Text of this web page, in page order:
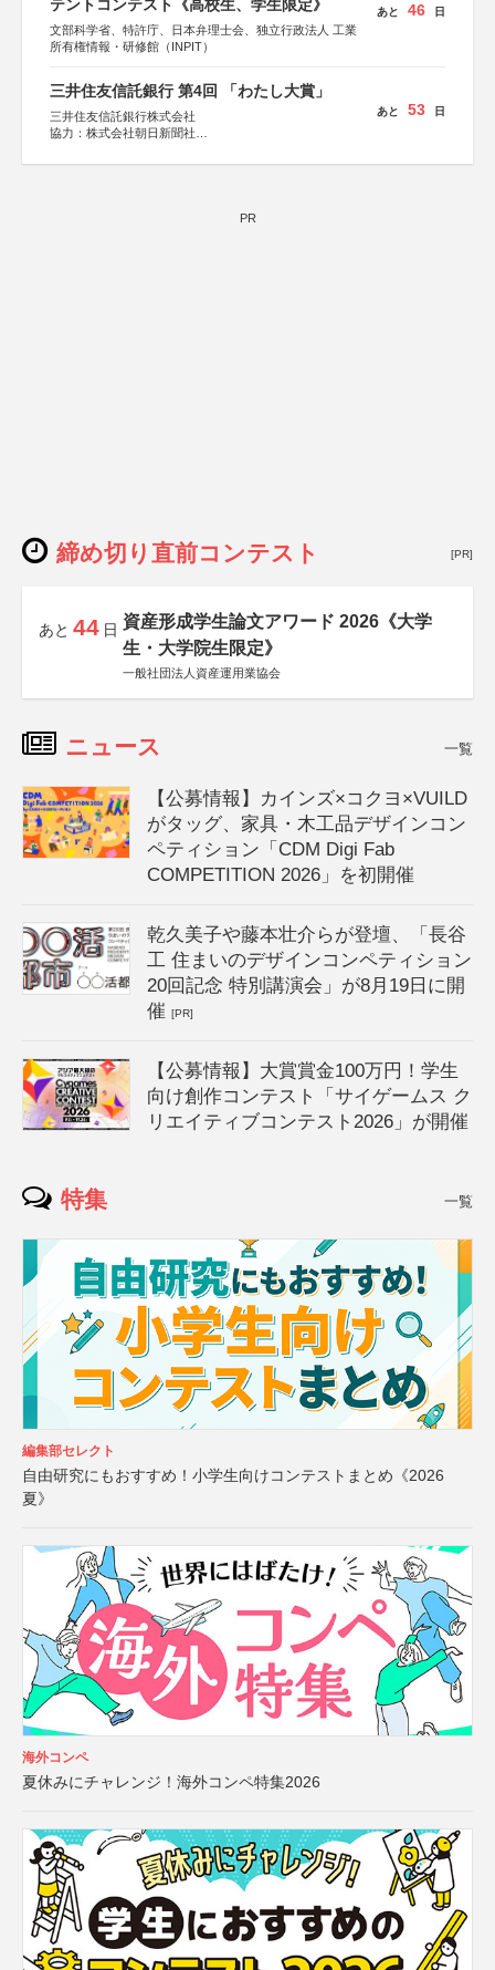
テントコンテスト《高校生、学生限定》
文部科学省、特許庁、日本弁理士会、独立行政法人 工業
所有権情報・研修館（INPIT）
あと 46 日
三井住友信託銀行 第4回 「わたし大賞」
三井住友信託銀行株式会社
協力：株式会社朝日新聞社
あと 53 日
PR
締め切り直前コンテスト [PR]
あと 44 日 資産形成学生論文アワード 2026《大学
生・大学院生限定》
一般社団法人資産運用業協会
ニュース 一覧
【公募情報】カインズ×コクヨ×VUILD
がタッグ、家具・木工品デザインコン
ペティション「CDM Digi Fab
COMPETITION 2026」を初開催
乾久美子や藤本壮介らが登壇、「長谷
工 住まいのデザインコンペティション
20回記念 特別講演会」が8月19日に開
催[PR]
【公募情報】大賞賞金100万円！学生
向け創作コンテスト「サイゲームス ク
リエイティブコンテスト2026」が開催
特集 一覧
編集部セレクト
自由研究にもおすすめ！小学生向けコンテストまとめ《2026
夏》
海外コンペ
夏休みにチャレンジ！海外コンペ特集2026